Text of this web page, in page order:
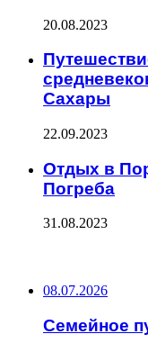
20.08.2023
Сахары
22.09.2023
Отдых в
Погреба
31.08.2023
08.07.2026
Семейное